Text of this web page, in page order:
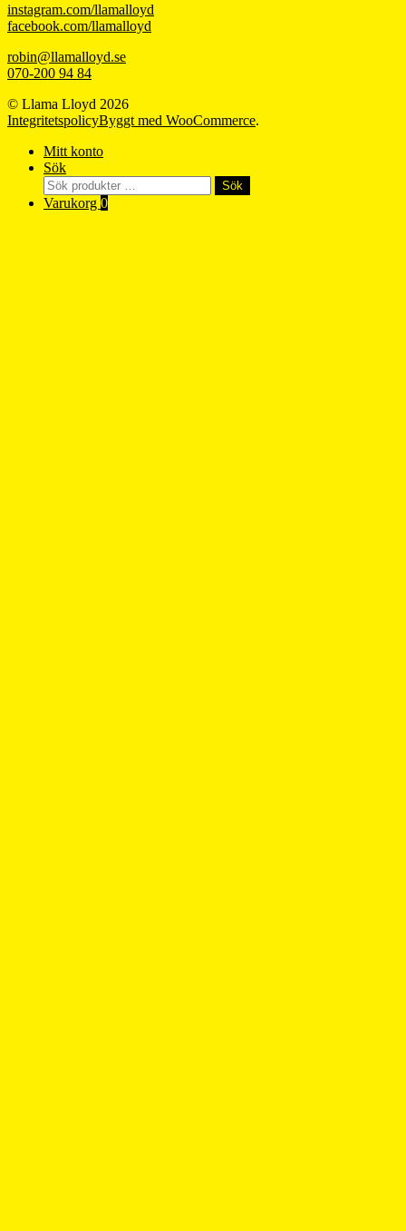
instagram.com/llamalloyd
facebook.com/llamalloyd
robin@llamalloyd.se
070-200 94 84
© Llama Lloyd 2026
IntegritetspolicyByggt med WooCommerce.
Mitt konto
Sök
Sök
efter:
Sök
Varukorg 0